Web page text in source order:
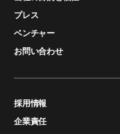
プレス
ベンチャー
お問い合わせ
採用情報
企業責任